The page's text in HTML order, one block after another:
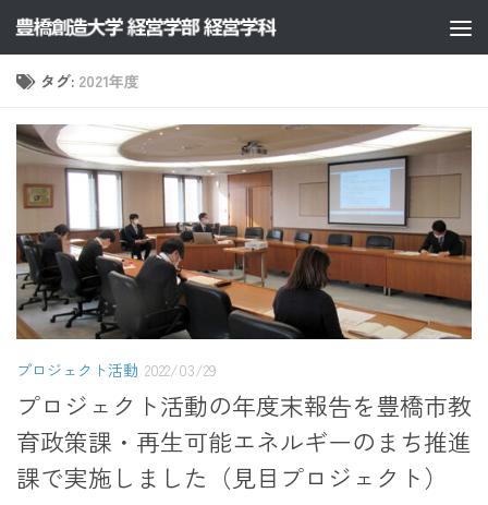
コンテンツへスキップ
タグ: 2021年度
プロジェクト活動 2022/03/29
プロジェクト活動の年度末報告を豊橋市教
育政策課・再生可能エネルギーのまち推進
課で実施しました（見目プロジェクト）